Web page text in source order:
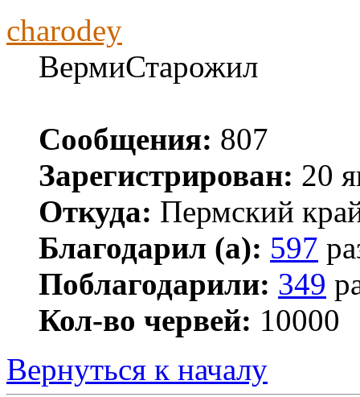
charodey
ВермиСтарожил
Сообщения: 807
Зарегистрирован: 20
Откуда: Пермский
Благодарил (а): 597
Поблагодарили: 349
Кол-во червей: 10000
Вернуться к началу